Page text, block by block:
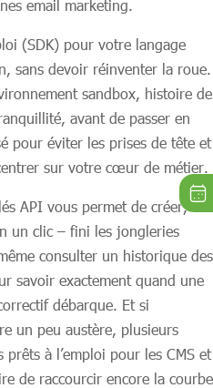
email marketing.
(SDK) pour votre langage
sans devoir réinventer la roue.
sandbox, histoire de
avant de passer en
pour éviter les prises de tête et
sur votre cœur de métier.
API vous permet de créer,
un clic – fini les jongleries
consulter un historique des
savoir exactement quand une
débarque. Et si
un peu austère, plusieurs
à l’emploi pour les CMS et
de raccourcir encore la courbe